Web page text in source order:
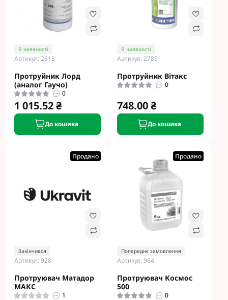
В наявності
Артикул: 2818
Протруйник Лорд
(аналог Гаучо)
0
1 015.52 ₴
До кошика
В наявності
Артикул: 2789
Протруйник Вітакс
0
748.00 ₴
До кошика
Продано
Закінчився
Артикул: 928
Протруювач Матадор
МАКС
1
Продано
Попереднє замовлення
Артикул: 964
Протруювач Космос
500
0